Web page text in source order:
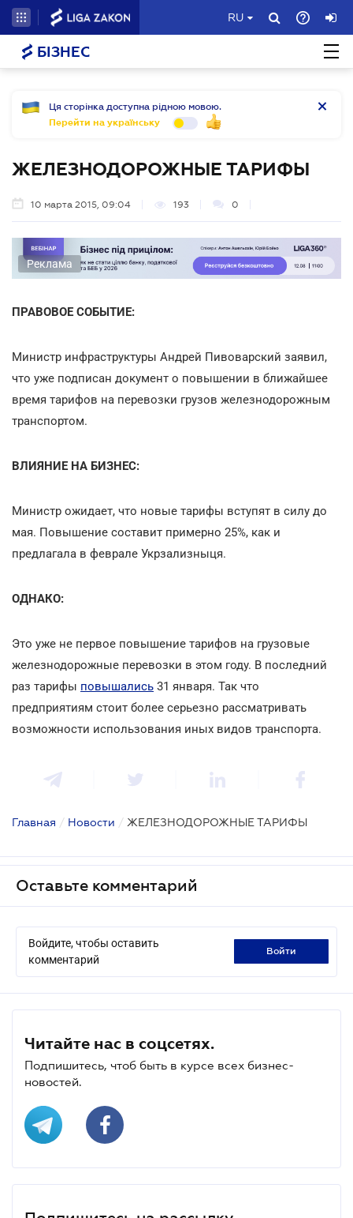
RU
БІЗНЕС
Ця сторінка доступна рідною мовою.
Перейти на українську
ЖЕЛЕЗНОДОРОЖНЫЕ ТАРИФЫ
10 марта 2015, 09:04 193 0
Реклама
ПРАВОВОЕ СОБЫТИЕ:
Министр инфраструктуры Андрей Пивоварский заявил,
что уже подписан документ о повышении в ближайшее
время тарифов на перевозки грузов железнодорожным
транспортом.
ВЛИЯНИЕ НА БИЗНЕС:
Министр ожидает, что новые тарифы вступят в силу до
мая. Повышение составит примерно 25%, как и
предлагала в феврале Укрзализныця.
ОДНАКО:
Это уже не первое повышение тарифов на грузовые
железнодорожные перевозки в этом году. В последний
раз тарифы повышались 31 января. Так что
предприятиям стоит более серьезно рассматривать
возможности использования иных видов транспорта.
Главная / Новости / ЖЕЛЕЗНОДОРОЖНЫЕ ТАРИФЫ
Оставьте комментарий
Войдите, чтобы оставить
комментарий
войти
Читайте нас в соцсетях.
Подпишитесь, чтоб быть в курсе всех бизнес-
новостей.